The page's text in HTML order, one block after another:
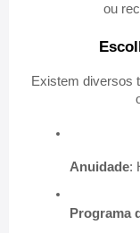
ou
Existem diversos
Anuidade:
Programa